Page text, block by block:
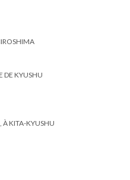
DE KYUSHU
À KITA-KYUSHU